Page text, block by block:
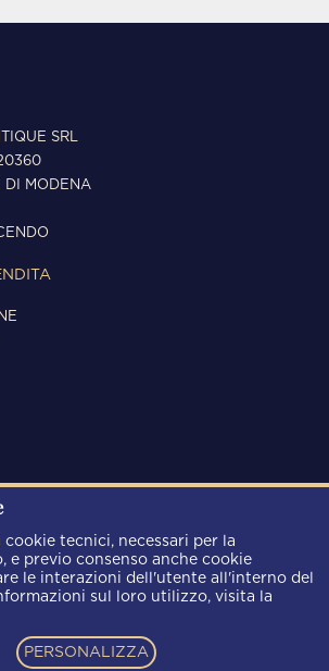
SRL
DI MODENA
tecnici, necessari per la
e previo consenso anche cookie
le interazioni dell'utente all'interno del
sul loro utilizzo, visita la
PERSONALIZZA